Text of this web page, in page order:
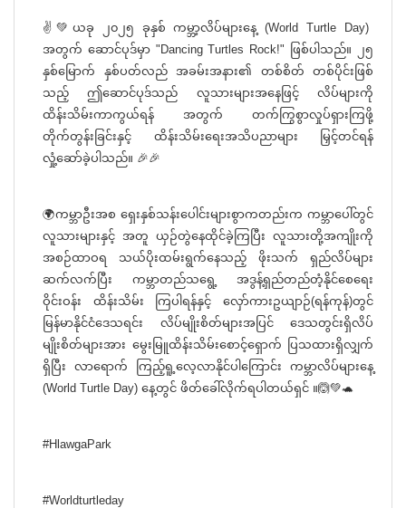
✌️💚ယခု ၂၀၂၅ ခုနှစ် ကမ္ဘာ့လိပ်များနေ့ (World Turtle Day)
အတွက် ဆောင်ပုဒ်မှာ "Dancing Turtles Rock!" ဖြစ်ပါသည်။ ၂၅
နှစ်မြောက် နှစ်ပတ်လည် အခမ်းအနား၏ တစ်စိတ် တစ်ပိုင်းဖြစ်
သည့် ဤဆောင်ပုဒ်သည် လူသားများအနေဖြင့် လိပ်များကို
ထိန်းသိမ်းကာကွယ်ရန် အတွက် တက်ကြွစွာလှုပ်ရှားကြဖို့
တိုက်တွန်းခြင်းနှင့် ထိန်းသိမ်းရေးအသိပညာများ မြှင့်တင်ရန်
လှုံ့ဆော်ခဲ့ပါသည်။ 🎉🎉
🌍ကမ္ဘာဦးအစ ရှေးနှစ်သန်းပေါင်းများစွာကတည်းက ကမ္ဘာပေါ်တွင်
လူသားများနှင့် အတူ ယှဉ်တွဲနေထိုင်ခဲ့ကြပြီး လူသားတို့အကျိုးကို
အစဉ်ထာဝရ သယ်ပိုးထမ်းရွက်နေသည့် ဖိုးသက် ရှည်လိပ်များ
ဆက်လက်ပြီး ကမ္ဘာတည်သရွေ့ အဒွန့်ရှည်တည်တံ့နိုင်စေရေး
ဝိုင်းဝန်း ထိန်းသိမ်း ကြပါရန်နှင့် လှော်ကားဥယျာဉ်(ရန်ကုန်)တွင်
မြန်မာနိုင်ငံဒေသရင်း လိပ်မျိုးစိတ်များအပြင် ဒေသတွင်းရှိလိပ်
မျိုးစိတ်များအား မွေးမြူထိန်းသိမ်းစောင့်ရှောက် ပြသထားရှိလျှက်
ရှိပြီး လာရောက် ကြည့်ရူ့လေ့လာနိုင်ပါကြောင်း ကမ္ဘာလိပ်များနေ့
(World Turtle Day) နေ့တွင် ဖိတ်ခေါ်လိုက်ရပါတယ်ရှင် ။🙆💚🐢
#HlawgaPark
#Worldturtleday